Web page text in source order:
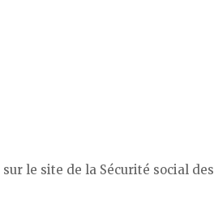
sur le site de la Sécurité social des